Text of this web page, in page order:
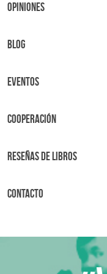
OPINIONES
BLOG
Eventos
Cooperación
Reseñas de libros
Contacto